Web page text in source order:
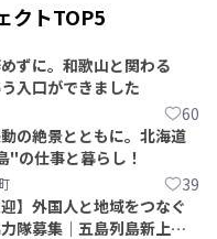
クトTOP5
ずに。和歌山と関わる
う入口ができました
60
動の絶景とともに。北海道
"の仕事と暮らし！
39
迎】外国人と地域をつなぐ
隊募集｜五島列島新上五